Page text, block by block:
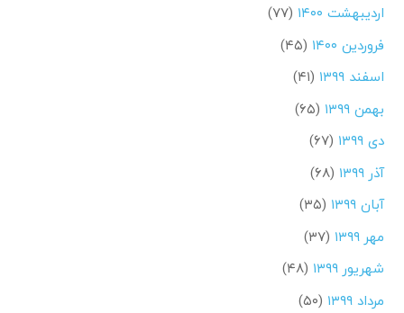
اردیبهشت ۱۴۰۰
(۷۷)
فروردین ۱۴۰۰
(۴۵)
اسفند ۱۳۹۹
(۴۱)
بهمن ۱۳۹۹
(۶۵)
دی ۱۳۹۹
(۶۷)
آذر ۱۳۹۹
(۶۸)
آبان ۱۳۹۹
(۳۵)
مهر ۱۳۹۹
(۳۷)
شهریور ۱۳۹۹
(۴۸)
مرداد ۱۳۹۹
(۵۰)